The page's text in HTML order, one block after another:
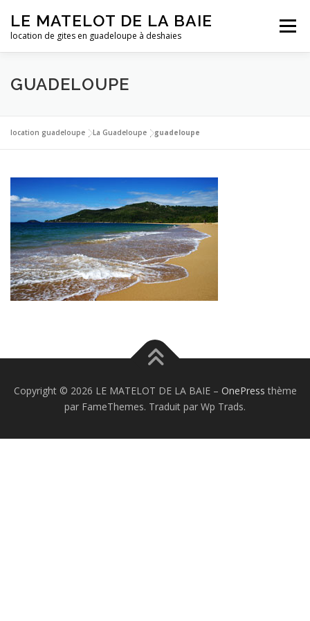
contenu
LE MATELOT DE LA BAIE
location de gites en guadeloupe à deshaies
Menu
ACCUEIL NOS LOCATIONS
LA GUADELOUPE TARIFS CONTACT
GUADELOUPE
location guadeloupe |La Guadeloupe |guadeloupe
Copyright © 2026 LE MATELOT DE LA BAIE – OnePress thème
par FameThemes. Traduit par Wp Trads.